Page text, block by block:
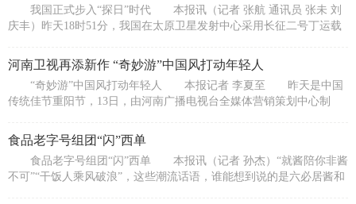
我国正式步入“探日”时代 本报讯（记者 张航 通讯员 张未 刘
庆丰）昨天18时51分，我国在太原卫星发射中心采用长征二号丁运载
河南卫视再添新作 “奇妙游”中国风打动年轻人
“奇妙游”中国风打动年轻人 本报记者 李夏至 昨天是中国
传统佳节重阳节，13日，由河南广播电视台全媒体营销策划中心制
食品老字号组团“闪”西单
食品老字号组团“闪”西单 本报讯（记者 孙杰）“就酱陪你非酱
不可”“干饭人乘风破浪”，这些潮流话语，谁能想到说的是六必居酱和